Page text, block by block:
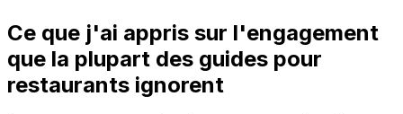
Ce que j'ai appris sur l'engagement
que la plupart des guides pour
restaurants ignorent